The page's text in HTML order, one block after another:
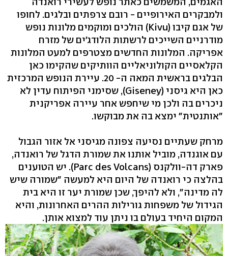
ולמבקרים האירופיים - רובם צרפתים ובלגים. לחופו
של אגם קיבו (Kivu) הולכים ומוקמים מלונות נופש
מודרניים השייכים לרשתות הלודג'ים של מזרח
אפריקה. המלונות החדשים מצטרפים למעט המלונות
הקלאסיים הקולוניאליים הוותיקים שהקימו כאן
הבלגים בראשית המאה ה- 20. עיירת הנופש המרכזית
כאן היא גיסני (Giseney), שסימני הפיתוח עדין לא
ניכרים בה ולכן מי שיחפש אחר עיירה אפריקנית
"אותנטית" ימצא בה את מבוקשו.
מרחק שעתיים נסיעה צפונה מגיסני אל אזור הגבול
עם אוגנדה, מוביל אותנו את שמורת הדגל של רואנדה,
פארק דה-וולקנס (Parc des Volcans). יש הטוענים
בהלצה כי רואנדה של היום היא למעשה "שמורה שיש
לה מדינה", ולא להיפך, שכן שמורת יער זו היא בית
הגידול של משפחות גורילות ההרים האחרונות, והיא
המקום היחיד בעולם בו ניתן עוד למצוא אותן.